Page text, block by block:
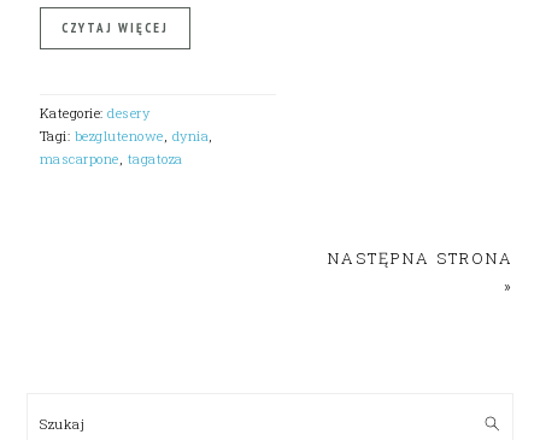
CZYTAJ WIĘCEJ
Kategorie:desery
Tagi: bezglutenowe, dynia,
mascarpone, tagatoza
NASTĘPNA STRONA
»
Szukaj